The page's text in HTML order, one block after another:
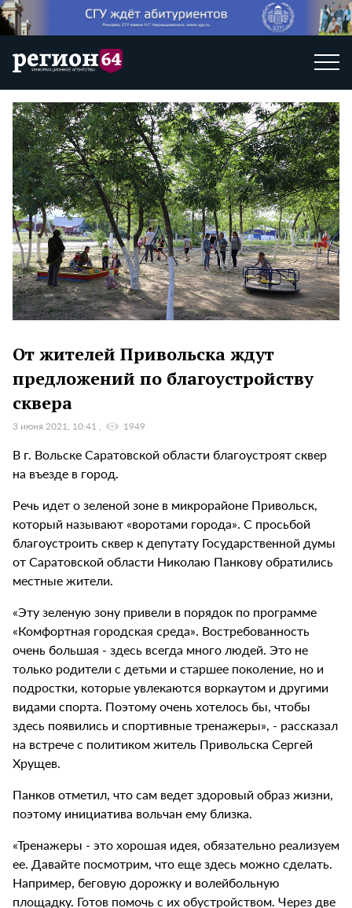
От жителей Привольска ждут
предложений по благоустройству
сквера
3 июня 2021, 10:41 1949
В г. Вольске Саратовской области благоустроят сквер
на въезде в город.
Речь идет о зеленой зоне в микрорайоне Привольск,
который называют «воротами города». С просьбой
благоустроить сквер к депутату Государственной думы
от Саратовской области Николаю Панкову обратились
местные жители.
«Эту зеленую зону привели в порядок по программе
«Комфортная городская среда». Востребованность
очень большая - здесь всегда много людей. Это не
только родители с детьми и старшее поколение, но и
подростки, которые увлекаются воркаутом и другими
видами спорта. Поэтому очень хотелось бы, чтобы
здесь появились и спортивные тренажеры», - рассказал
на встрече с политиком житель Привольска Сергей
Хрущев.
Панков отметил, что сам ведет здоровый образ жизни,
поэтому инициатива вольчан ему близка.
«Тренажеры - это хорошая идея, обязательно реализуем
ее. Давайте посмотрим, что еще здесь можно сделать.
Например, беговую дорожку и волейбольную
площадку. Готов помочь с их обустройством. Через две